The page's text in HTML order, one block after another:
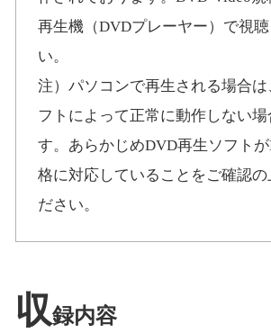
再生機（DVDプレーヤー）で視
い。
注）パソコンで再生される場合
フトによって正常に動作しない場
す。あらかじめDVD再生ソフト
格に対応していることをご確認の
ださい。
収録内容